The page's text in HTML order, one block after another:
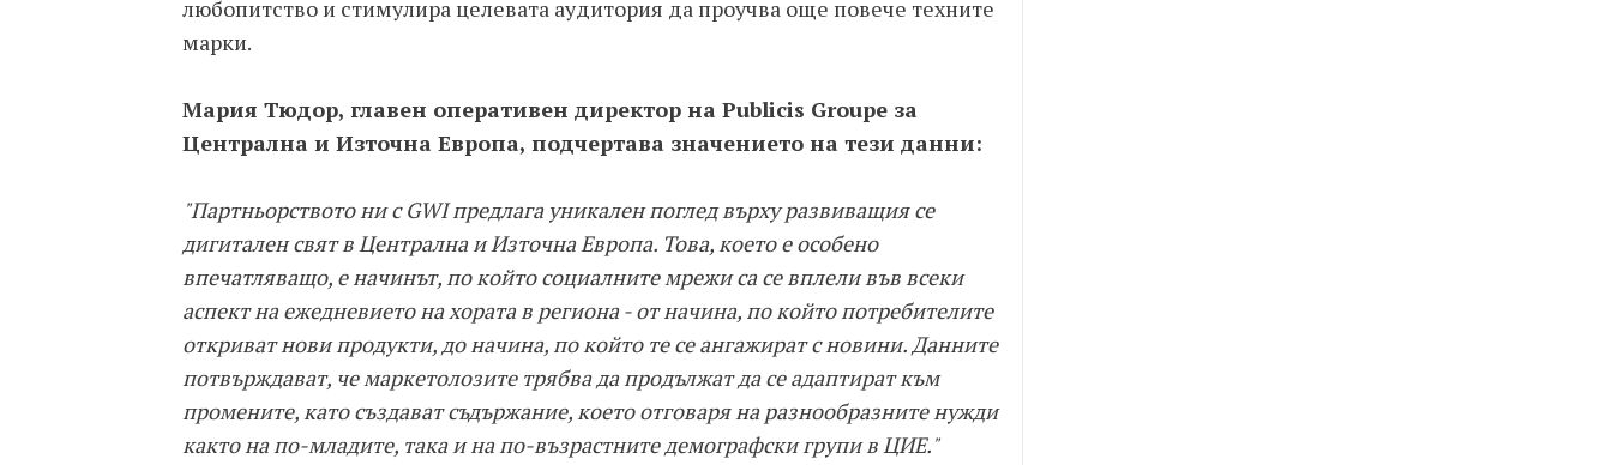
любопитство и стимулира целевата аудитория да проучва още повече техните
марки.
Мария Тюдор, главен оперативен директор на Publicis Groupe за
Централна и Източна Европа, подчертава значението на тези данни:
"Партньорството ни с GWI предлага уникален поглед върху развиващия се
дигитален свят в Централна и Източна Европа. Това, което е особено
впечатляващо, е начинът, по който социалните мрежи са се вплели във всеки
аспект на ежедневието на хората в региона - от начина, по който потребителите
откриват нови продукти, до начина, по който те се ангажират с новини. Данните
потвърждават, че маркетолозите трябва да продължат да се адаптират към
промените, като създават съдържание, което отговаря на разнообразните нужди
както на по-младите, така и на по-възрастните демографски групи в ЦИЕ."